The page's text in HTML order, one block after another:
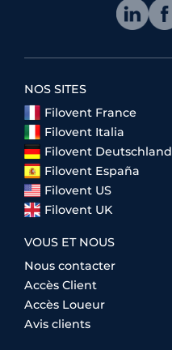
NOS SITES
Filovent France
Filovent Italia
Filovent Deutschland
Filovent España
Filovent US
Filovent UK
VOUS ET NOUS
Nous contacter
Accès Client
Accès Loueur
Avis clients